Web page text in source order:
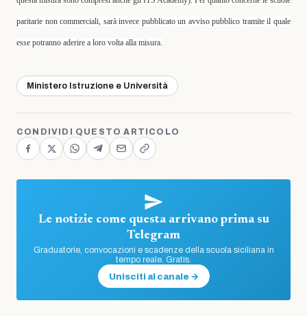
paritarie non commerciali, sarà invece pubblicato un avviso pubblico tramite il quale
esse potranno aderire a loro volta alla misura.
Ministero Istruzione e Università
CONDIVIDI QUESTO ARTICOLO
Le notizie come questa arrivano prima su
Telegram
Graduatorie, convocazioni e scadenze della scuola siciliana in
tempo reale. Gratis.
Unisciti al canale →